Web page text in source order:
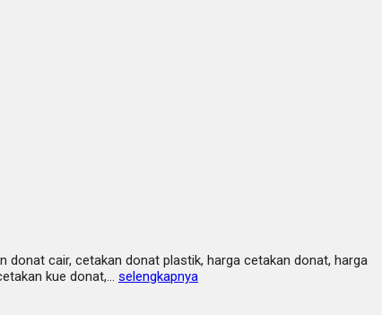
cair, cetakan donat plastik, harga cetakan donat, harga
kue donat,… selengkapnya